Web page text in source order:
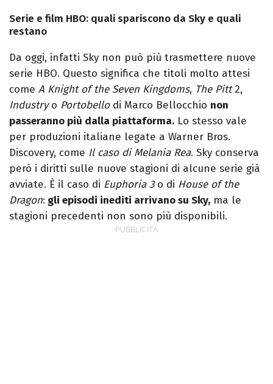
Serie e film HBO: quali spariscono da Sky e quali
restano
Da oggi, infatti Sky non può più trasmettere nuove
serie HBO. Questo significa che titoli molto attesi
come A Knight of the Seven Kingdoms, The Pitt2,
Industryo Portobellodi Marco Bellocchio non
passeranno più dalla piattaforma. Lo stesso vale
per produzioni italiane legate a Warner Bros.
Discovery, come Il caso di Melania Rea. Sky conserva
però i diritti sulle nuove stagioni di alcune serie già
avviate. È il caso di Euphoria 3o di House of the
Dragon: gli episodi inediti arrivano su Sky, ma le
stagioni precedenti non sono più disponibili.